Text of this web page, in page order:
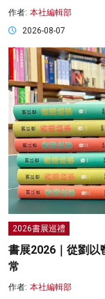
作者: 本社編輯部
2026-08-07
2026書展巡禮
書展2026｜從劉以
常
作者: 本社編輯部